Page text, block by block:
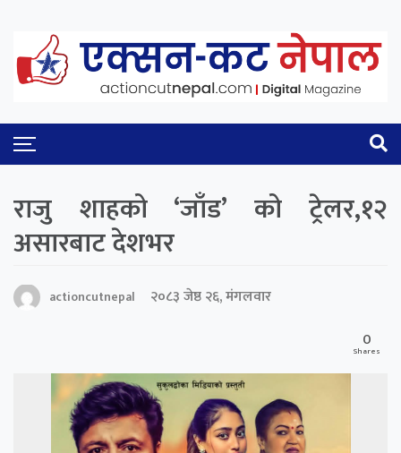
राजु शाहको ‘जाँड’ को ट्रेलर,१२
असारबाट देशभर
actioncutnepal
२०८३ जेष्ठ २६, मंगलवार
0
Shares